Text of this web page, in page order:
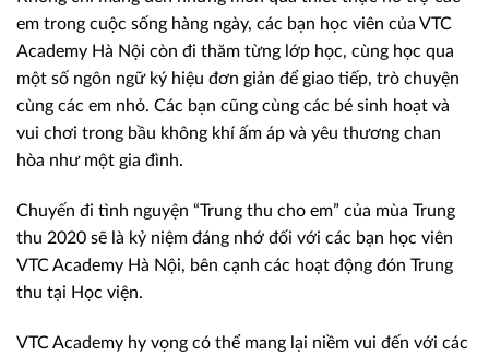
em trong cuộc sống hàng ngày, các bạn học viên của VTC
Academy Hà Nội còn đi thăm từng lớp học, cùng học qua
một số ngôn ngữ ký hiệu đơn giản để giao tiếp, trò chuyện
cùng các em nhỏ. Các bạn cũng cùng các bé sinh hoạt và
vui chơi trong bầu không khí ấm áp và yêu thương chan
hòa như một gia đình.
Chuyến đi tình nguyện “Trung thu cho em” của mùa Trung
thu 2020 sẽ là kỷ niệm đáng nhớ đối với các bạn học viên
VTC Academy Hà Nội, bên cạnh các hoạt động đón Trung
thu tại Học viện.
VTC Academy hy vọng có thể mang lại niềm vui đến với các